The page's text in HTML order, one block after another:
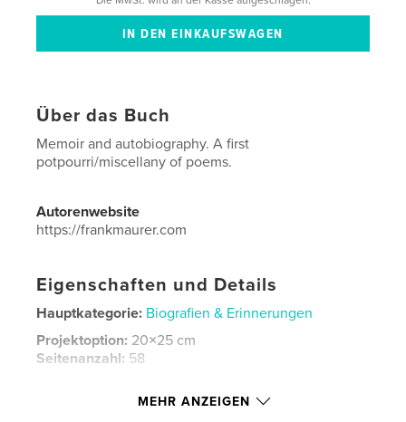
Über das Buch
Memoir and autobiography. A first
potpourri/miscellany of poems.
Autorenwebsite
https://frankmaurer.com
Eigenschaften und Details
Hauptkategorie: Biografien & Erinnerungen
Projektoption: 20×25 cm
Seitenanzahl: 58
Softcover: 9798240629402
MEHR ANZEIGEN